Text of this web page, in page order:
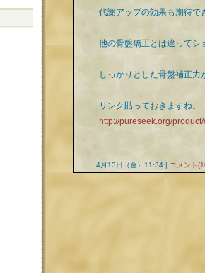
代謝アップの効果も期待で
他の骨盤矯正とは違ってシ
しっかりとした骨盤補正
リンク貼っておきますね。
http://pureseek.org/
4月13日（金）11:34 | コメント